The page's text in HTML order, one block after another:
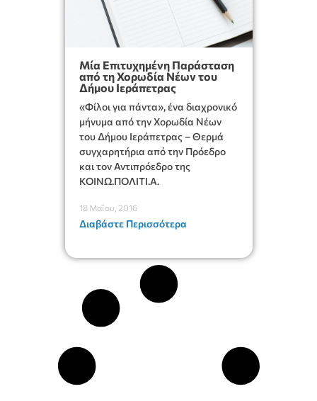
Μία Επιτυχημένη Παράσταση
από τη Χορωδία Νέων του
Δήμου Ιεράπετρας
«Φίλοι για πάντα», ένα διαχρονικό
μήνυμα από την Χορωδία Νέων
του Δήμου Ιεράπετρας – Θερμά
συγχαρητήρια από την Πρόεδρο
και τον Αντιπρόεδρο της
ΚΟΙΝΩ.ΠΟΛΙΤΙ.Α.
18 Μαΐου, 2016
Διαβάστε Περισσότερα